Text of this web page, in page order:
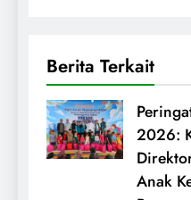
Berita Terkait
2026:
Anak